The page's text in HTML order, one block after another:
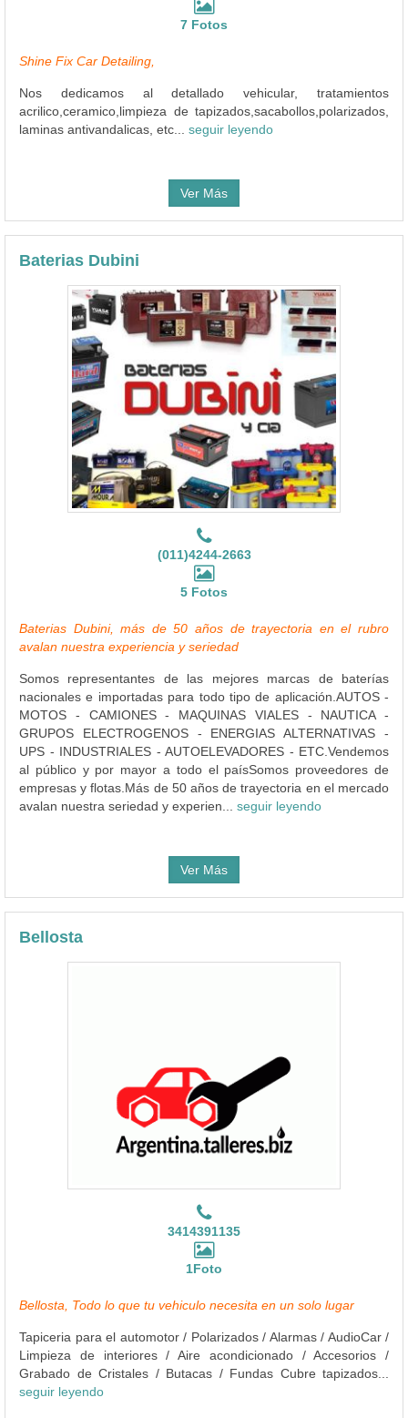
7 Fotos
Shine Fix Car Detailing,
Nos dedicamos al detallado vehicular, tratamientos
acrilico,ceramico,limpieza de tapizados,sacabollos,polarizados,
laminas antivandalicas, etc... seguir leyendo
Ver Más
Baterias Dubini
(011)4244-2663
5 Fotos
Baterias Dubini, más de 50 años de trayectoria en el rubro
avalan nuestra experiencia y seriedad
Somos representantes de las mejores marcas de baterías
nacionales e importadas para todo tipo de aplicación.AUTOS -
MOTOS - CAMIONES - MAQUINAS VIALES - NAUTICA -
GRUPOS ELECTROGENOS - ENERGIAS ALTERNATIVAS -
UPS - INDUSTRIALES - AUTOELEVADORES - ETC.Vendemos
al público y por mayor a todo el paísSomos proveedores de
empresas y flotas.Más de 50 años de trayectoria en el mercado
avalan nuestra seriedad y experien... seguir leyendo
Ver Más
Bellosta
3414391135
1Foto
Bellosta, Todo lo que tu vehiculo necesita en un solo lugar
Tapiceria para el automotor / Polarizados / Alarmas / AudioCar /
Limpieza de interiores / Aire acondicionado / Accesorios /
Grabado de Cristales / Butacas / Fundas Cubre tapizados...
seguir leyendo